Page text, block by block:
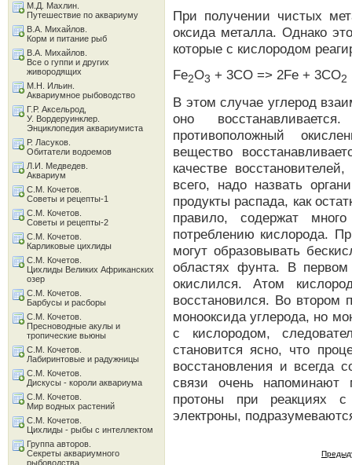
При получении чистых
оксида металла. Однако
которые с кислородом
Fe2O3 + 3CO => 2Fe + 3CO2
В этом случае углерод
оно
противоположный
вещество
качестве
всего, надо назвать
продукты распада, как
правило, содержат
потреблению кислорода.
могут образовывать
областях фунта. В
окислился. Атом
восстановился. Во втором
монооксида углерода, но
с кислородом,
становится ясно, что
восстановления и всегда
связи очень напоминают
протоны при реакциях
электроны,
М.Д. Махлин.
Путешествие по аквариуму
В.А. Михайлов.
Корм и питание рыб
В.А. Михайлов.
Все о гуппи и других
живородящих
М.Н. Ильин.
Аквариумное рыбоводство
Г.Р. Аксельрод,
У. Вордеруинклер.
Энциклопедия аквариумиста
Р. Ласуков.
Обитатели водоемов
Л.И. Медведев.
Аквариум
С.М. Кочетов.
Советы и рецепты-1
С.М. Кочетов.
Советы и рецепты-2
С.М. Кочетов.
Карликовые цихлиды
С.М. Кочетов.
Цихлиды Великих Африканских
озер
С.М. Кочетов.
Барбусы и расборы
С.М. Кочетов.
Пресноводные акулы и
тропические вьюны
С.М. Кочетов.
Лабиринтовые и радужницы
С.М. Кочетов.
Дискусы - короли аквариума
С.М. Кочетов.
Мир водных растений
С.М. Кочетов.
Цихлиды - рыбы с интеллектом
Группа авторов.
Секреты аквариумного
рыбоводства